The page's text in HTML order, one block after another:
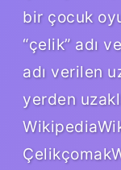
bir çocuk
“çelik” adı
adı verilen
yerden